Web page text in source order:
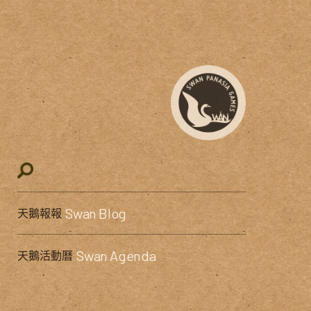
天鵝報報 Swan Blog
天鵝活動曆Swan Agenda